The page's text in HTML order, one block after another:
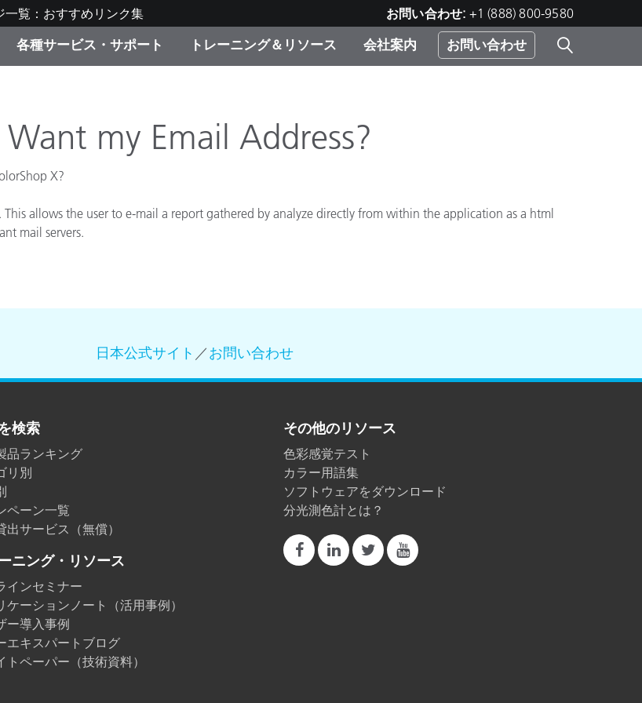
一覧：おすすめリンク集 お問い合わせ: +1 (888) 800-9580
キャンペーン
リューション
消費者向け製品パッケージ
ライフサイエンス
家庭電化製品
製紙業
各種サービス・サポート トレーニング＆リソース
ター
会社案内 お問い合わせ
my Email Address?
X?
allows the user to e-mail a report gathered by analyze directly from within the application as a html
mail servers.
日本公式サイト ／お問い合わせ
検索
品ランキング
リ別
ペーン一覧
出サービス（無償）
ニング・リソース
インセミナー
ケーションノート（活用事例）
ー導入事例
エキスパートブログ
トペーパー（技術資料）
その他のリソース
色彩感覚テスト
カラー用語集
ソフトウェアをダウンロード
分光測色計とは？